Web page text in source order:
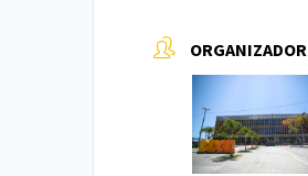
ORGANIZADOR